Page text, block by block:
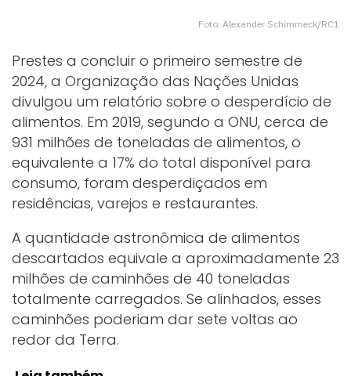
Foto: Alexander Schimmeck/RC1
Prestes a concluir o primeiro semestre de
2024, a Organização das Nações Unidas
divulgou um relatório sobre o desperdício de
alimentos. Em 2019, segundo a ONU, cerca de
931 milhões de toneladas de alimentos, o
equivalente a 17% do total disponível para
consumo, foram desperdiçados em
residências, varejos e restaurantes.
A quantidade astronômica de alimentos
descartados equivale a aproximadamente 23
milhões de caminhões de 40 toneladas
totalmente carregados. Se alinhados, esses
caminhões poderiam dar sete voltas ao
redor da Terra.